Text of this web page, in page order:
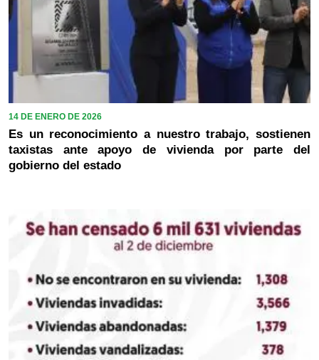
14 DE ENERO DE 2026
Es un reconocimiento a nuestro trabajo, sostienen
taxistas ante apoyo de vivienda por parte del
gobierno del estado